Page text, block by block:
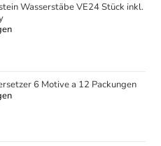
Wasserstäbe VE24 Stück inkl.
6 Motive a 12 Packungen